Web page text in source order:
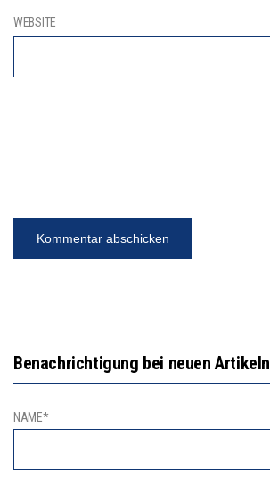
WEBSITE
Benachrichtigung bei neuen Artikeln
NAME*